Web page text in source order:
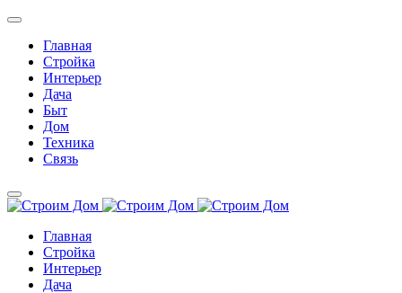
Главная
Стройка
Интерьер
Дача
Быт
Дом
Техника
Связь
Главная
Стройка
Интерьер
Дача